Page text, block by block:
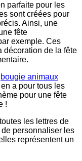
parfaite pour les
sont créées pour
Ainsi, une
fête
exemple. Ces
décoration de la fête
bougie animaux
en a pour tous les
pour une fête
!
les lettres de
de personnaliser les
représentent un